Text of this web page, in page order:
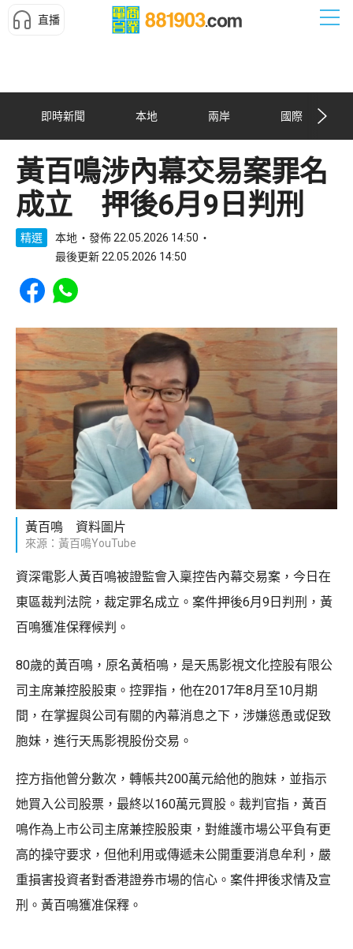
直播
即時新聞 本地 兩岸 國際
黃百鳴涉內幕交易案罪名
成立 押後6月9日判刑
精選 本地
發佈 22.05.2026 14:50
最後更新 22.05.2026 14:50
Share to Facebook
Share to WhatsApp
黃百鳴 資料圖片
來源：黃百鳴YouTube
資深電影人黃百鳴被證監會入稟控告內幕交易案，今日在
東區裁判法院，裁定罪名成立。案件押後6月9日判刑，黃
百鳴獲准保釋候判。
80歲的黃百鳴，原名黃栢鳴，是天馬影視文化控股有限公
司主席兼控股股東。控罪指，他在2017年8月至10月期
間，在掌握與公司有關的內幕消息之下，涉嫌慫恿或促致
胞妹，進行天馬影視股份交易。
控方指他曾分數次，轉帳共200萬元給他的胞妹，並指示
她買入公司股票，最終以160萬元買股。裁判官指，黃百
鳴作為上市公司主席兼控股股東，對維護市場公平負有更
高的操守要求，但他利用或傳遞未公開重要消息牟利，嚴
重損害投資者對香港證券市場的信心。案件押後求情及宣
刑。黃百鳴獲准保釋。